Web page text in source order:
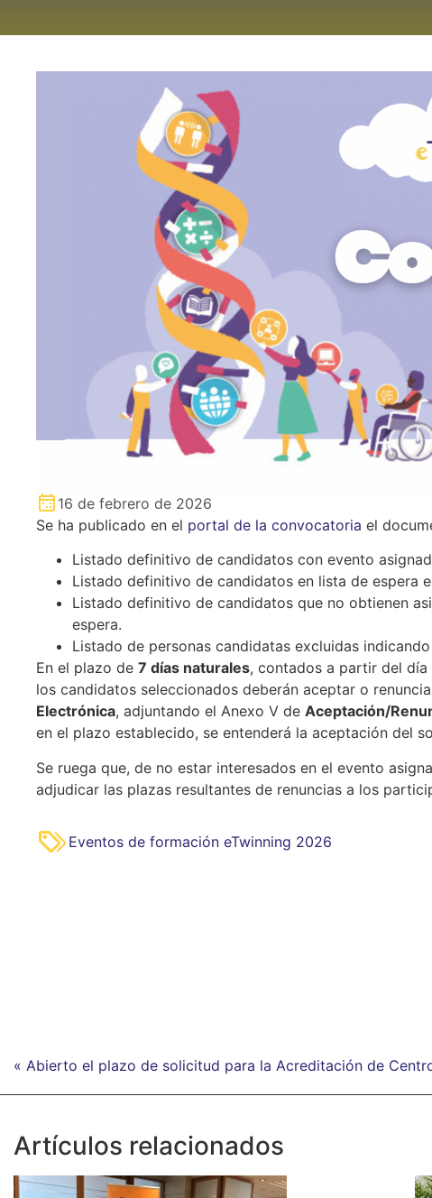
16 de febrero de 2026
Se ha publicado en el portal de la convocatoria el
Listado definitivo de candidatos con evento
Listado definitivo de candidatos en lista de espera
Listado definitivo de candidatos que no obtienen
espera.
Listado de personas candidatas excluidas
En el plazo de 7 días naturales, contados a partir del
los candidatos seleccionados deberán aceptar o
Electrónica, adjuntando el Anexo V de Aceptación/
en el plazo establecido, se entenderá la aceptación del
Se ruega que, de no estar interesados en el evento
adjudicar las plazas resultantes de renuncias a los
Eventos de formación eTwinning 2026
« Abierto el plazo de solicitud para la Acreditación de
Artículos relacionados